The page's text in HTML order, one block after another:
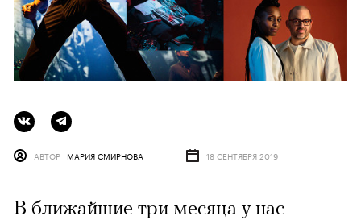
АВТОР МАРИЯ СМИРНОВА 18 СЕНТЯБРЯ 2019
В ближайшие три месяца у нас